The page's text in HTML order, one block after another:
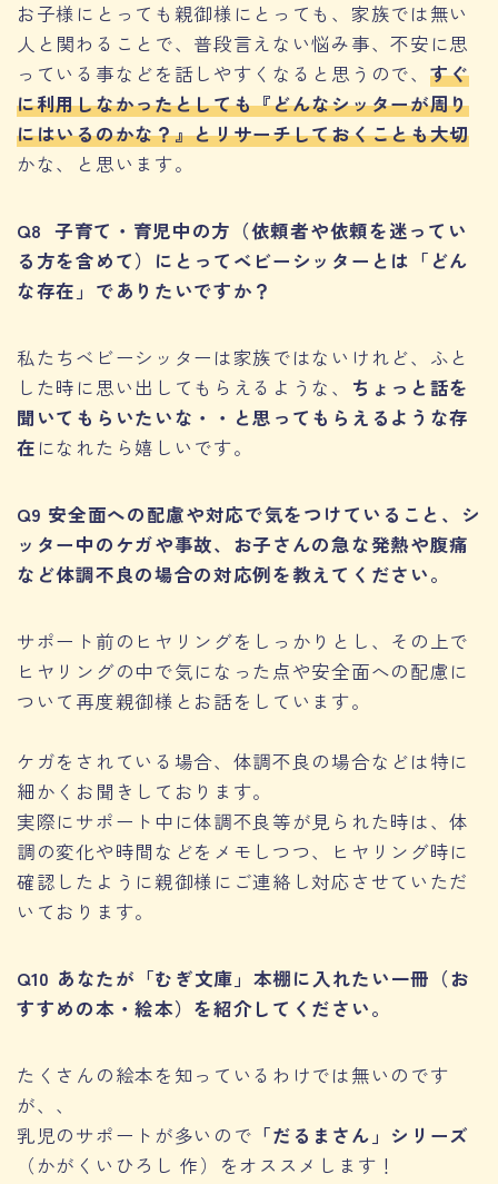
お子様にとっても親御様にとっても、家族では無い
人と関わることで、普段言えない悩み事、不安に思
っている事などを話しやすくなると思うので、 すぐ
に利用しなかったとしても『どんなシッターが周り
にはいるのかな？』とリサーチしておくことも大切
かな、と思います。
Q8 子育て・育児中の方（依頼者や依頼を迷ってい
る方を含めて）にとってベビーシッターとは「どん
な存在」でありたいですか？
私たちベビーシッターは家族ではないけれど、ふと
した時に思い出してもらえるような、 ちょっと話を
聞いてもらいたいな・・と思ってもらえるような存
在 になれたら嬉しいです。
Q9 安全面への配慮や対応で気をつけていること、シ
ッター中のケガや事故、お子さんの急な発熱や腹痛
など体調不良の場合の対応例を教えてください。
サポート前のヒヤリングをしっかりとし、その上で
ヒヤリングの中で気になった点や安全面への配慮に
ついて再度親御様とお話をしています。
ケガをされている場合、体調不良の場合などは特に
細かくお聞きしております。
実際にサポート中に体調不良等が見られた時は、体
調の変化や時間などをメモしつつ、ヒヤリング時に
確認したように親御様にご連絡し対応させていただ
いております。
Q10 あなたが「むぎ文庫」本棚に入れたい一冊（お
すすめの本・絵本）を紹介してください。
たくさんの絵本を知っているわけでは無いのです
が、、
乳児のサポートが多いので 「だるまさん」シリーズ
（かがくいひろし 作）をオススメします！